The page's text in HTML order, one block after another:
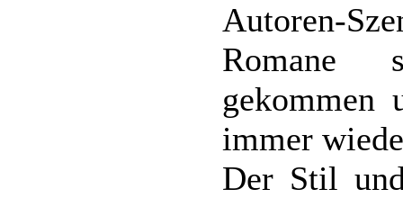
Autoren-
Romane
gekommen
immer
Der Stil